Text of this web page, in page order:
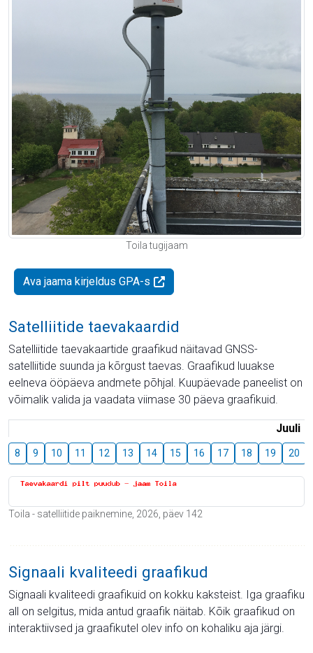
Toila tugijaam
Ava jaama kirjeldus GPA-s
Satelliitide taevakaardid
Satelliitide taevakaartide graafikud näitavad GNSS-
satelliitide suunda ja kõrgust taevas. Graafikud luuakse
eelneva ööpäeva andmete põhjal. Kuupäevade paneelist on
võimalik valida ja vaadata viimase 30 päeva graafikuid.
Juuli
8 9 10 11 12 13 14 15 16 17 18 19 20
Toila - satelliitide paiknemine, 2026, päev 142
Signaali kvaliteedi graafikud
Signaali kvaliteedi graafikuid on kokku kaksteist. Iga graafiku
all on selgitus, mida antud graafik näitab. Kõik graafikud on
interaktiivsed ja graafikutel olev info on kohaliku aja järgi.